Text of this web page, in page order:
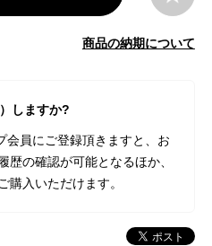
商品の納期について
しますか?
会員にご登録頂きますと、お
歴の確認が可能となるほか、
購入いただけます。